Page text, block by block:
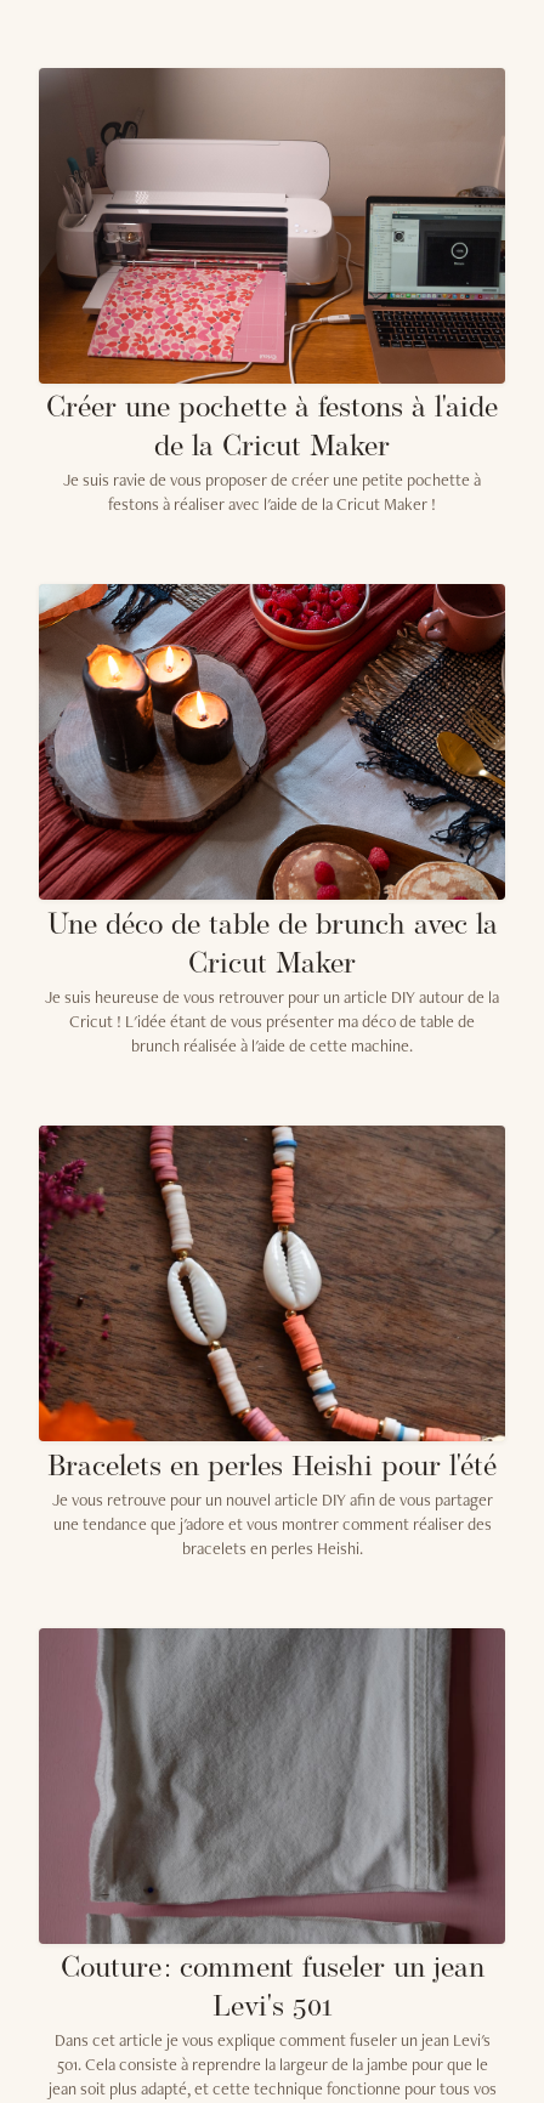
Créer une pochette à festons à l'aide
de la Cricut Maker
Je suis ravie de vous proposer de créer une petite pochette à
festons à réaliser avec l'aide de la Cricut Maker !
Une déco de table de brunch avec la
Cricut Maker
Je suis heureuse de vous retrouver pour un article DIY autour de la
Cricut ! L'idée étant de vous présenter ma déco de table de
brunch réalisée à l'aide de cette machine.
Bracelets en perles Heishi pour l'été
Je vous retrouve pour un nouvel article DIY afin de vous partager
une tendance que j'adore et vous montrer comment réaliser des
bracelets en perles Heishi.
Couture : comment fuseler un jean
Levi's 501
Dans cet article je vous explique comment fuseler un jean Levi's
501. Cela consiste à reprendre la largeur de la jambe pour que le
jean soit plus adapté, et cette technique fonctionne pour tous vos